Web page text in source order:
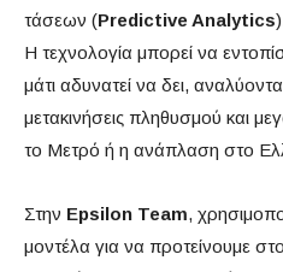
τάσεων (Predictive Analytics
Η τεχνολογία μπορεί να
μάτι αδυνατεί να δει,
μετακινήσεις πληθυσμού και
το Μετρό ή η ανάπλαση στο
Στην Epsilon Team,
μοντέλα για να προτείνουμε